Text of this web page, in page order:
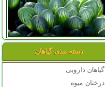
دسته بندی گیاهان
گیاهان دارویی
درختان میوه